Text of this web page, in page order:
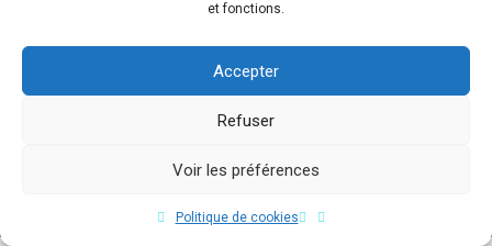
et fonctions.
Accepter
Refuser
Voir les préférences
Politique de cookies
Copyright © 2017 Flavio Da Costa. All Rights Reserved.